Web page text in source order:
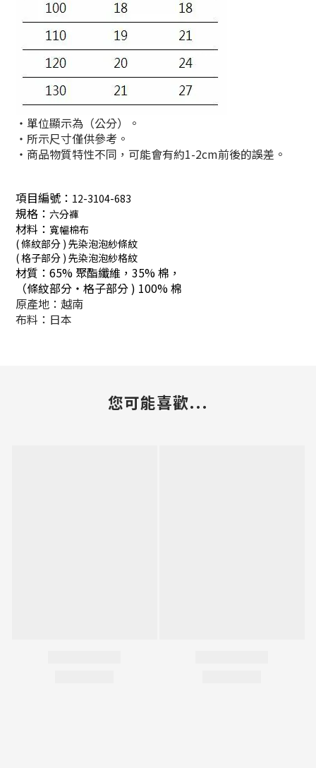
・單位顯示為（公分）。
・所示尺寸僅供參考。
・商品物質特性不同，可能會有約1-2cm前後的誤差。
項目編號： 12-3104-683
規格： 六分褲
材料： 寬幅棉布
( 條紋部分 ) 先染泡泡紗條紋
( 格子部分 ) 先染泡泡紗格紋
材質： 65% 聚酯纖維，35% 棉，
（條紋部分・格子部分 ) 100% 棉
原產地：越南
布料：日本
您可能喜歡...